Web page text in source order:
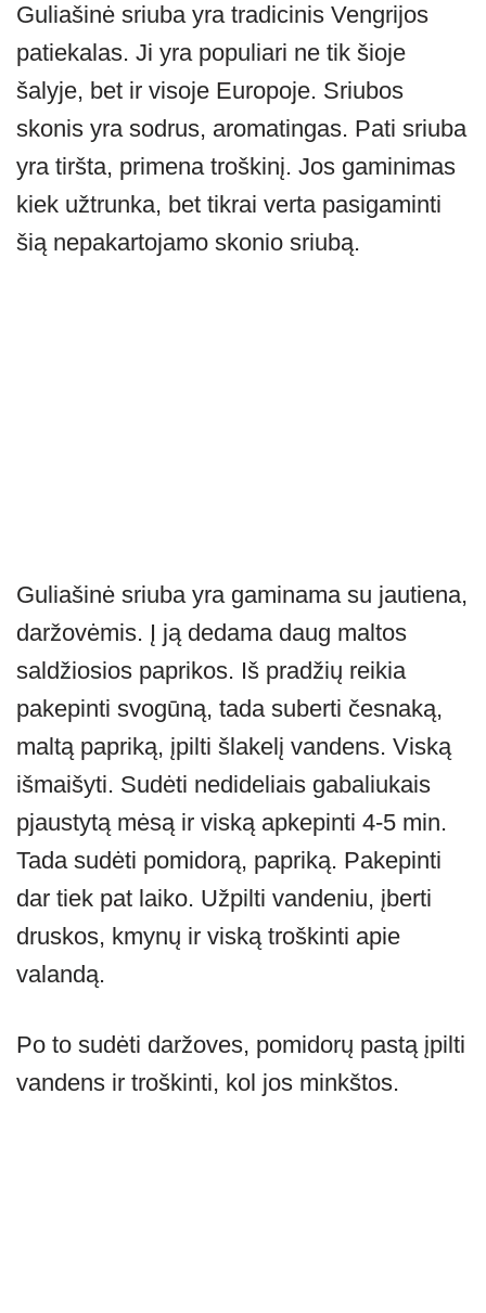
at
s
A
p
p
er e
gr
a
m
ss
e
n
g
er
c
e
b
o
o
k
ar
e
Guliašinė sriuba yra tradicinis Vengrijos
patiekalas. Ji yra populiari ne tik šioje
šalyje, bet ir visoje Europoje. Sriubos
skonis yra sodrus, aromatingas. Pati sriuba
yra tiršta, primena troškinį. Jos gaminimas
kiek užtrunka, bet tikrai verta pasigaminti
šią nepakartojamo skonio sriubą.
Guliašinė sriuba yra gaminama su jautiena,
daržovėmis. Į ją dedama daug maltos
saldžiosios paprikos. Iš pradžių reikia
pakepinti svogūną, tada suberti česnaką,
maltą papriką, įpilti šlakelį vandens. Viską
išmaišyti. Sudėti nedideliais gabaliukais
pjaustytą mėsą ir viską apkepinti 4-5 min.
Tada sudėti pomidorą, papriką. Pakepinti
dar tiek pat laiko. Užpilti vandeniu, įberti
druskos, kmynų ir viską troškinti apie
valandą.
Po to sudėti daržoves, pomidorų pastą įpilti
vandens ir troškinti, kol jos minkštos.